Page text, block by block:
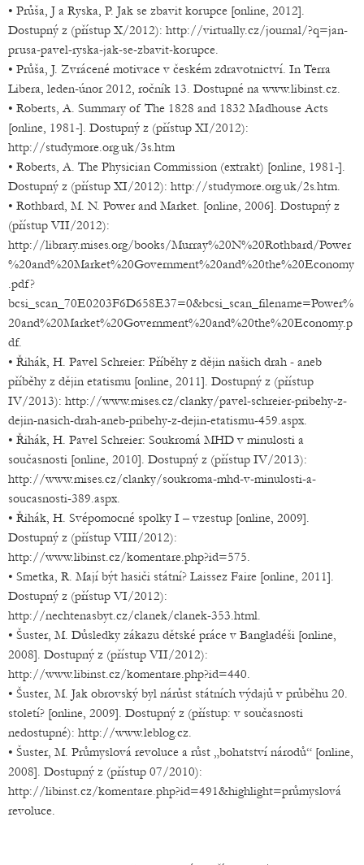
• Průša, J a Ryska, P. Jak se zbavit korupce [online, 2012].
Dostupný z (přístup X/2012): http://virtually.cz/journal/?q=jan-
prusa-pavel-ryska-jak-se-zbavit-korupce.
• Průša, J. Zvrácené motivace v českém zdravotnictví. In Terra
Libera, leden-únor 2012, ročník 13. Dostupné na www.libinst.cz.
• Roberts, A. Summary of The 1828 and 1832 Madhouse Acts
[online, 1981-]. Dostupný z (přístup XI/2012):
http://studymore.org.uk/3s.htm
• Roberts, A. The Physician Commission (extrakt) [online, 1981-].
Dostupný z (přístup XI/2012): http://studymore.org.uk/2s.htm.
• Rothbard, M. N. Power and Market. [online, 2006]. Dostupný z
(přístup VII/2012):
http://library.mises.org/books/Murray%20N%20Rothbard/Power
%20and%20Market%20Government%20and%20the%20Economy
.pdf?
bcsi_scan_70E0203F6D658E37=0&bcsi_scan_filename=Power%
20and%20Market%20Government%20and%20the%20Economy.p
df.
• Řihák, H. Pavel Schreier: Příběhy z dějin našich drah - aneb
příběhy z dějin etatismu [online, 2011]. Dostupný z (přístup
IV/2013): http://www.mises.cz/clanky/pavel-schreier-pribehy-z-
dejin-nasich-drah-aneb-pribehy-z-dejin-etatismu-459.aspx.
• Řihák, H. Pavel Schreier: Soukromá MHD v minulosti a
současnosti [online, 2010]. Dostupný z (přístup IV/2013):
http://www.mises.cz/clanky/soukroma-mhd-v-minulosti-a-
soucasnosti-389.aspx.
• Řihák, H. Svépomocné spolky I – vzestup [online, 2009].
Dostupný z (přístup VIII/2012):
http://www.libinst.cz/komentare.php?id=575.
• Smetka, R. Mají být hasiči státní? Laissez Faire [online, 2011].
Dostupný z (přístup VI/2012):
http://nechtenasbyt.cz/clanek/clanek-353.html.
• Šuster, M. Důsledky zákazu dětské práce v Bangladéši [online,
2008]. Dostupný z (přístup VII/2012):
http://www.libinst.cz/komentare.php?id=440.
• Šuster, M. Jak obrovský byl nárůst státních výdajů v průběhu 20.
století? [online, 2009]. Dostupný z (přístup: v současnosti
nedostupné): http://www.leblog.cz.
• Šuster, M. Průmyslová revoluce a růst „bohatství národů“ [online,
2008]. Dostupný z (přístup 07/2010):
http://libinst.cz/komentare.php?id=491&highlight=průmyslová
revoluce.